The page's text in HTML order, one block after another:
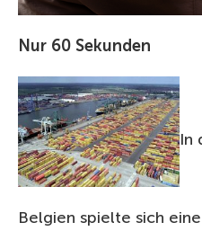
Nur 60 Sekunden
In
Belgien spielte sich